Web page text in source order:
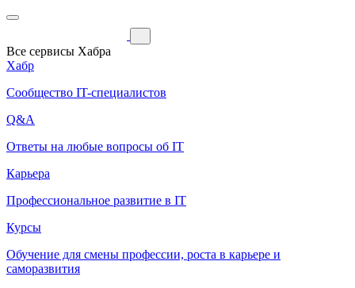
Все сервисы Хабра
Хабр
Сообщество IT-специалистов
Q&A
Ответы на любые вопросы об IT
Карьера
Профессиональное развитие в IT
Курсы
Обучение для смены профессии, роста в карьере и
саморазвития